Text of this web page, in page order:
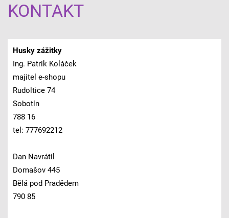
KONTAKT
Husky zážitky
Ing. Patrik Koláček
majitel e-shopu
Rudoltice 74
Sobotín
788 16
tel: 777692212
Dan Navrátil
Domašov 445
Bělá pod Pradědem
790 85